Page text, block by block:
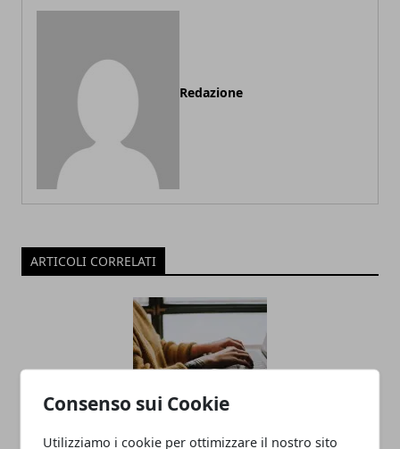
Consenso sui Cookie
Utilizziamo i cookie per ottimizzare il nostro sito
Redazione
ARTICOLI CORRELATI